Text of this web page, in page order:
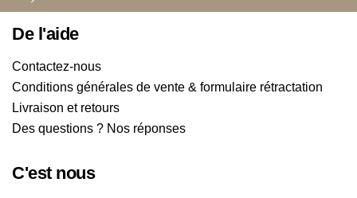
De l'aide
Contactez-nous
Conditions générales de vente & formulaire rétractation
Livraison et retours
Des questions ? Nos réponses
C'est nous